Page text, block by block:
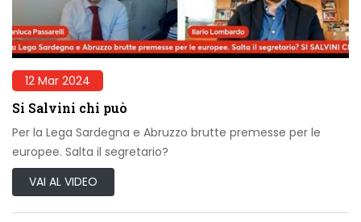
12 Mar 2024
Si Salvini chi può
Per la Lega Sardegna e Abruzzo brutte premesse per le
europee. Salta il segretario?
VAI AL VIDEO